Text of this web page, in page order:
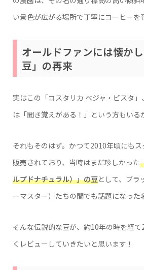
い景色が広がる場所で丁寧にコーヒーを
オールドファンには懐か
豆」の再来
実はこの「コスタリカ ベジャ・ビスタ
は「聞き覚えがある！」という方もいる
それもそのはず。かつて2010年頃にも
販売されており、当時はまだ珍しかった
ルプドナチュラル）」の豆として、ブラ
ーマスター）たちの間でも話題になった
そんな伝説的な豆が、約10年の時を経
くレビューしていきたいと思います！